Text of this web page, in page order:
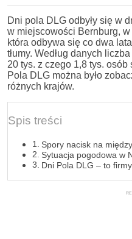
Dni pola DLG odbyły się w
w miejscowości Bernburg,
która odbywa się co dwa
tłumy. Według danych
20 tys. z czego 1,8 tys.
Pola DLG można było
różnych krajów.
Spis treści
Spory nacisk na
Sytuacja pogodowa w
Dni Pola DLG – to